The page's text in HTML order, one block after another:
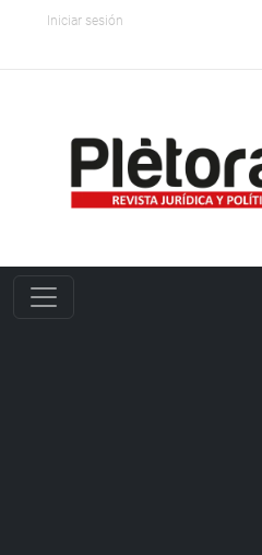
Iniciar sesión